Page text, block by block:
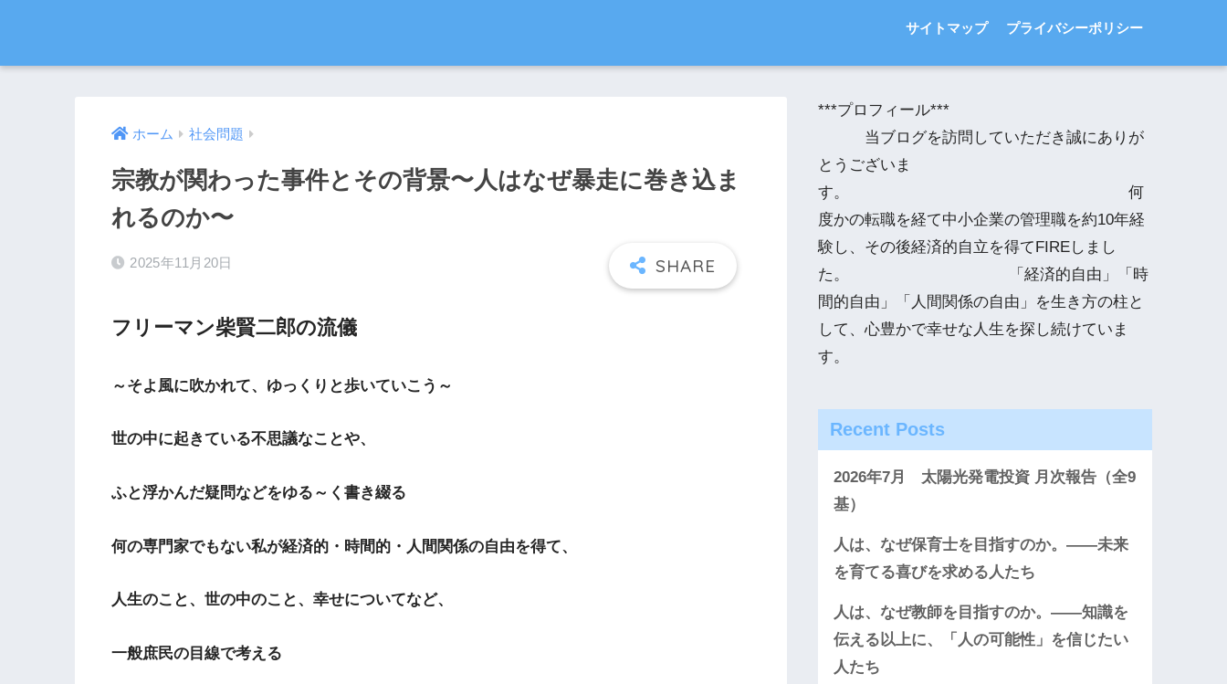
サイトマップ プライバシーポリシー
ホーム 社会問題
宗教が関わった事件とその背景〜人はなぜ暴走に巻き込ま
れるのか〜
2025年11月20日
フリーマン柴賢二郎の流儀
～そよ風に吹かれて、ゆっくりと歩いていこう～
世の中に起きている不思議なことや、
ふと浮かんだ疑問などをゆる～く書き綴る
何の専門家でもない私が経済的・時間的・人間関係の自由を得て、
人生のこと、世の中のこと、幸せについてなど、
一般庶民の目線で考える
***プロフィール***
当ブログを訪問していただき誠にありが
とうございま
す。 何
度かの転職を経て中小企業の管理職を約10年経
験し、その後経済的自立を得てFIREしまし
た。 「経済的自由」「時
間的自由」「人間関係の自由」を生き方の柱と
して、心豊かで幸せな人生を探し続けていま
す。
Recent Posts
2026年7月 太陽光発電投資 月次報告（全9
基）
人は、なぜ保育士を目指すのか。――未来
を育てる喜びを求める人たち
人は、なぜ教師を目指すのか。――知識を
伝える以上に、「人の可能性」を信じたい
人たち